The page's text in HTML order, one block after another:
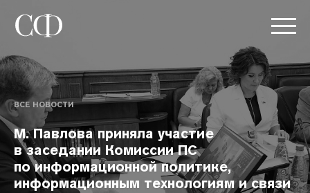
ВСЕ НОВОСТИ
М. Павлова приняла участие
в заседании Комиссии ПС
по информационной политике,
информационным технологиям и связи